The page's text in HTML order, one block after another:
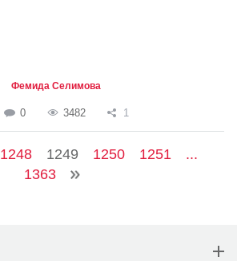
Фемида Селимова
0 3482 1
1248 1249 1250 1251
...
1363